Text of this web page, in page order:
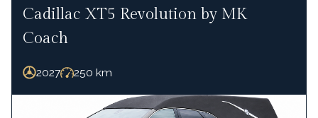
Cadillac XT5 Revolution by MK
Coach
2027 250 km